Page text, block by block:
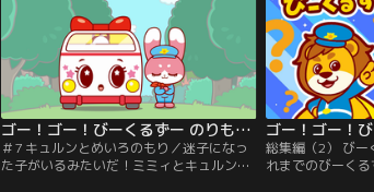
ゴー！ゴー！びーくるずー のりものスター編 第07話
＃7 キュルンとめいろのもり／迷子になっ
た子がいるみたいだ！ミミィとキュルンが
総集編（2） びー
れまでのびーく